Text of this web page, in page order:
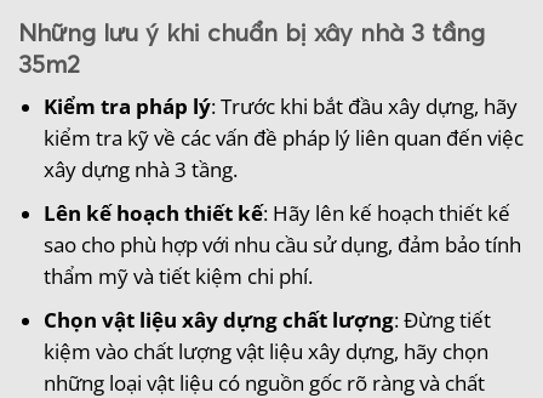
Những lưu ý khi chuẩn bị xây nhà 3 tầng
35m2
Kiểm tra pháp lý: Trước khi bắt đầu xây dựng, hãy
kiểm tra kỹ về các vấn đề pháp lý liên quan đến việc
xây dựng nhà 3 tầng.
Lên kế hoạch thiết kế: Hãy lên kế hoạch thiết kế
sao cho phù hợp với nhu cầu sử dụng, đảm bảo tính
thẩm mỹ và tiết kiệm chi phí.
Chọn vật liệu xây dựng chất lượng: Đừng tiết
kiệm vào chất lượng vật liệu xây dựng, hãy chọn
những loại vật liệu có nguồn gốc rõ ràng và chất